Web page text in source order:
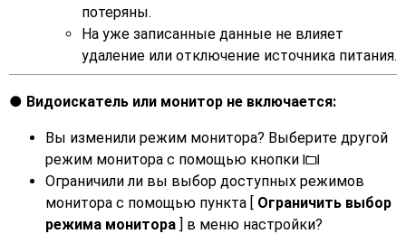
потеряны.
На уже записанные данные не влияет
удаление или отключение источника питания.
Видоискатель или монитор не включается:
Вы изменили режим монитора? Выберите другой
режим монитора с помощью кнопки M
Ограничили ли вы выбор доступных режимов
монитора с помощью пункта [ Ограничить выбор
режима монитора ] в меню настройки?